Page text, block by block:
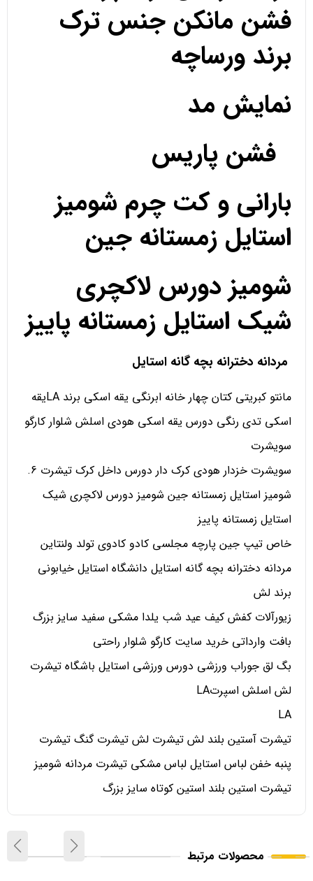
فشن مانکن جنس ترک
برند ورساچه
نمایش مد
فشن پاریس
بارانی و کت چرم شومیز
استایل زمستانه جین
شومیز دورس لاکچری
شیک استایل زمستانه پاییز
مردانه دخترانه بچه گانه استایل
مانتو کبریتی کتان چهار خانه ابرنگی یقه اسکی برند LAیقه
اسکی تدی رنگی دورس یقه اسکی هودی اسلش شلوار کارگو
سویشرت
سویشرت خزدار هودی کرک دار دورس داخل کرک تیشرت 6.
شومیز استایل زمستانه جین شومیز دورس لاکچری شیک
استایل زمستانه پاییز
خاص تیپ جین پارچه مجلسی کادو کادوی تولد ولنتاین
مردانه دخترانه بچه گانه استایل دانشگاه استایل خیابونی
برند لش
زیورآلات کفش کیف عید شب یلدا مشکی سفید سایز بزرگ
بافت وارداتی خرید سایت کارگو شلوار راحتی
بگ لق جوراب ورزشی دورس ورزشی استایل باشگاه تیشرت
لش اسلش اسپرتLA
LA
تیشرت آستین بلند لش تیشرت لش تیشرت گنگ تیشرت
پنبه خفن لباس استایل لباس مشکی تیشرت مردانه شومیز
تیشرت استین بلند استین کوتاه سایز بزرگ
محصولات مرتبط